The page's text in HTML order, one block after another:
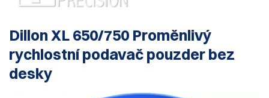
Dillon XL 650/750 Proměnlivý
rychlostní podavač pouzder bez
desky